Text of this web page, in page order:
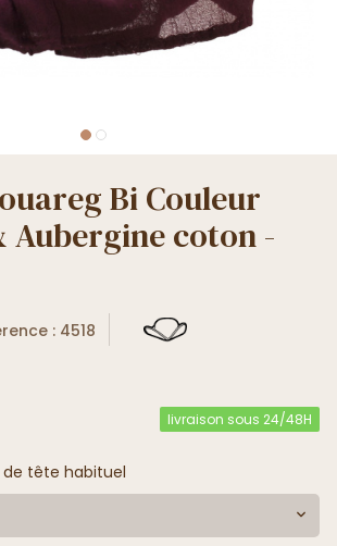
Bi Couleur
Aubergine coton -
: 4518
livraison sous 24/48H
tête habituel